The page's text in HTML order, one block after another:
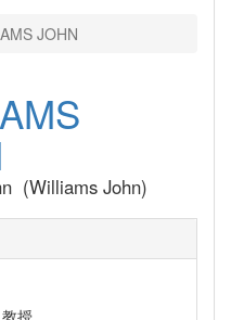
JOHN
(Williams John)
授